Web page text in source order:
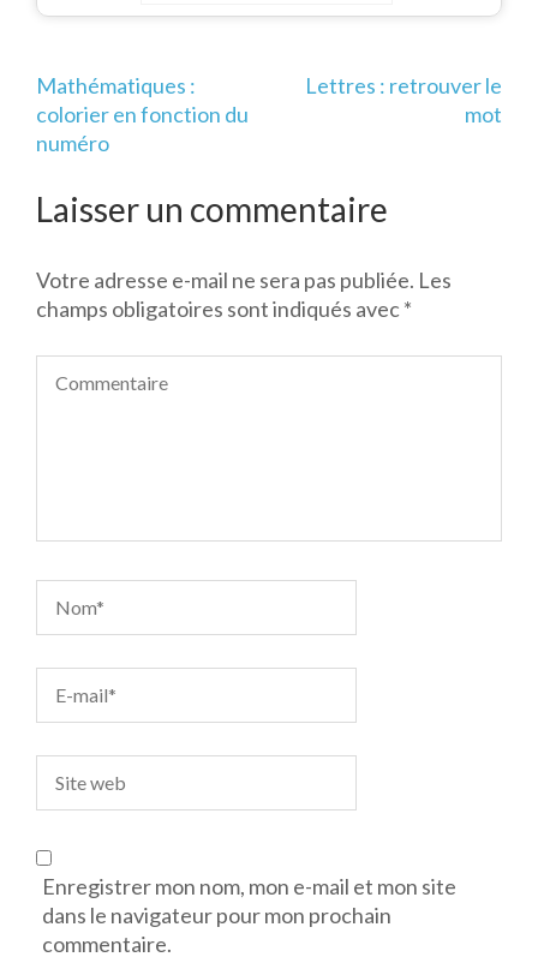
Navigation
de
l’article
Mathématiques :
colorier en fonction du
numéro
Lettres : retrouver le
mot
Laisser un commentaire
Votre adresse e-mail ne sera pas publiée. Les
champs obligatoires sont indiqués avec*
Enregistrer mon nom, mon e-mail et mon site
dans le navigateur pour mon prochain
commentaire.